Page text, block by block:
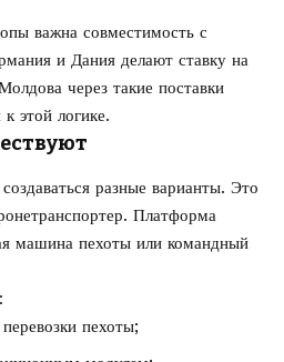
важна совместимость с
и Дания делают ставку на
через такие поставки
этой логике.
разные варианты. Это
Платформа
машина пехоты или командный
пехоты;